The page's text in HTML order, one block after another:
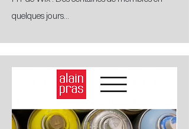
quelques jours...